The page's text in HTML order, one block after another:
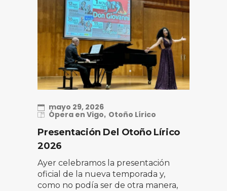
mayo 29, 2026
Ópera en Vigo Otoño Lírico
Presentación Del Otoño Lírico
2026
Ayer celebramos la presentación
oficial de la nueva temporada y,
como no podía ser de otra manera,